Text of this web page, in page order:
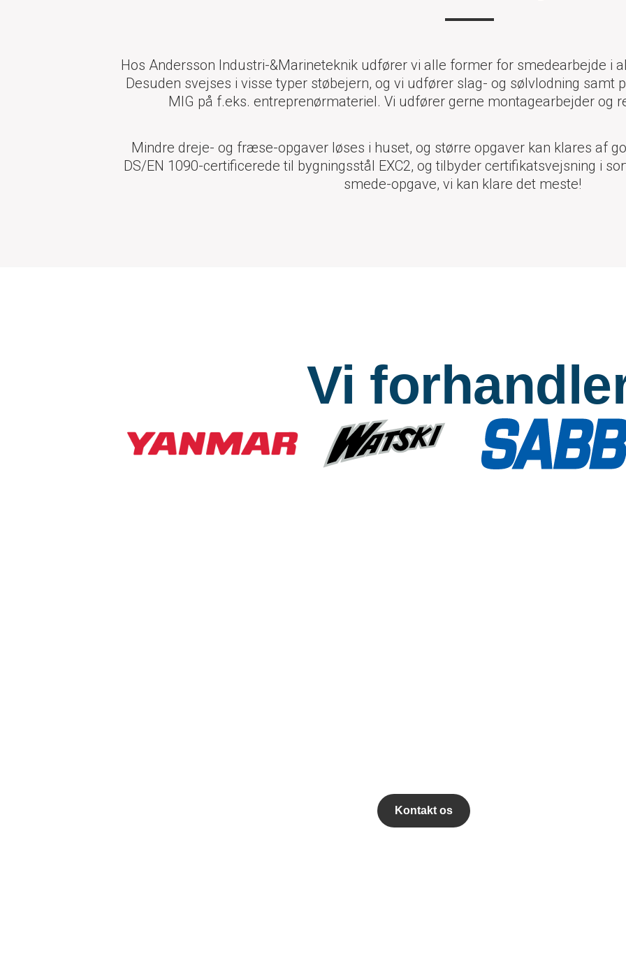
Hos Andersson Industri-&Marineteknik udfører vi alle former for smedearbejde i
Desuden svejses i visse typer støbejern, og vi udfører slag- og sølvlodning samt
MIG på f.eks. entreprenørmateriel. Vi udfører gerne montagearbejder og
Mindre dreje- og fræse-opgaver løses i huset, og større opgaver kan klares af
DS/EN 1090-certificerede til bygningsstål EXC2, og tilbyder certifikatsvejsning i
smede-opgave, vi kan klare det meste!
Vi
Kontakt os